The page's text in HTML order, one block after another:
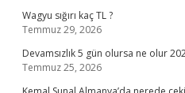
Wagyu sığırı kaç TL ?
Temmuz 29, 2026
Devamsızlık 5 gün olursa ne olur
Temmuz 25, 2026